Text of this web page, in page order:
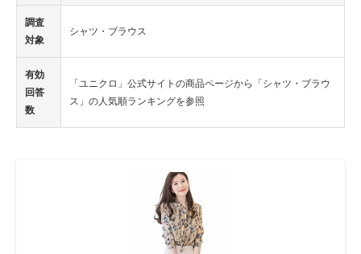
調査
対象
シャツ・ブラウス
有効
回答
数
「ユニクロ」公式サイトの商品ページから「シャツ・ブラウ
ス」の人気順ランキングを参照